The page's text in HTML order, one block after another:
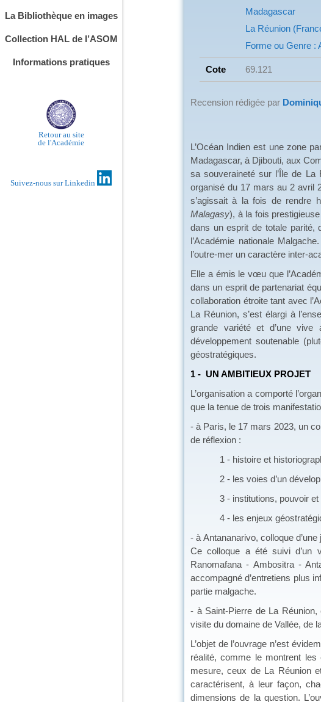
La Bibliothèque en images
Collection HAL de l’ASOM
Informations pratiques
Retour au site
de l'Académie
Suivez-nous sur Linkedin
Madagascar
La Réunion
Forme ou Genre :
Cote 69.121
Recension rédigée par
L’Océan Indien est une zone
Madagascar, à Djibouti, aux
sa souveraineté sur l’Île de
organisé du 17 mars au 2 avril
s’agissait à la fois de rendre
Malagasy), à la fois
dans un esprit de totale parité,
l’Académie nationale
l’outre-mer un caractère inter-
Elle a émis le vœu que
dans un esprit de partenariat
collaboration étroite tant avec
La Réunion, s’est élargi à
grande variété et d’une vive
développement soutenable
géostratégiques.
1 - UN AMBITIEUX PROJET
L’organisation a comporté
que la tenue de trois
- à Paris, le 17 mars 2023, un
de réflexion :
1 - histoire et
2 - les voies d’un
3 - institutions, pouvoir et
4 - les enjeux
- à Antananarivo, colloque
Ce colloque a été suivi d’un
Ranomafana - Ambositra -
accompagné d’entretiens plus
partie malgache.
- à Saint-Pierre de La Réunion,
visite du domaine de Vallée, de
L’objet de l’ouvrage n’est
réalité, comme le montrent
mesure, ceux de La Réunion
caractérisent, à leur façon,
dimensions de la question.